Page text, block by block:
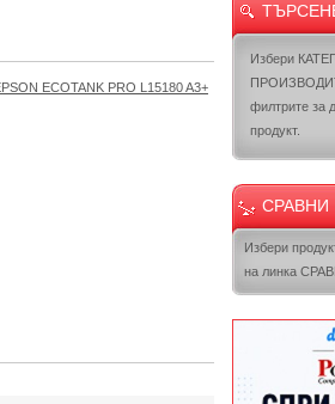
ECOTANK PRO L15180 A3+
Избери
филтрите за
продукт.
СРАВНИ
Избери
на линка